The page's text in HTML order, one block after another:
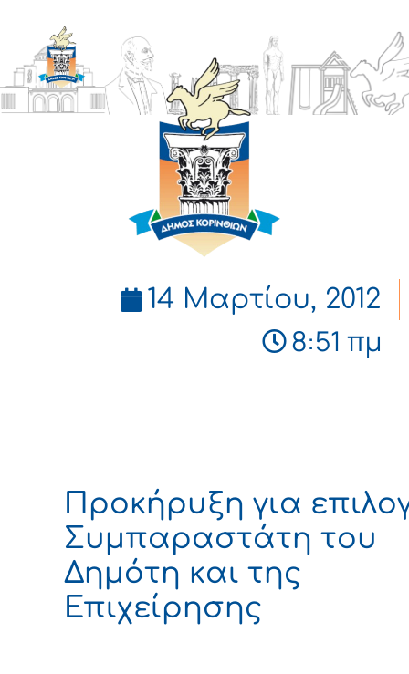
ΔΗΜΟΣ
ΚΟΡΙΝΘΙΩΝ
14 Μαρτίου, 2012
8:51 πμ
Προκήρυξη για
Συμπαραστάτη του
Δημότη και της
Επιχείρησης